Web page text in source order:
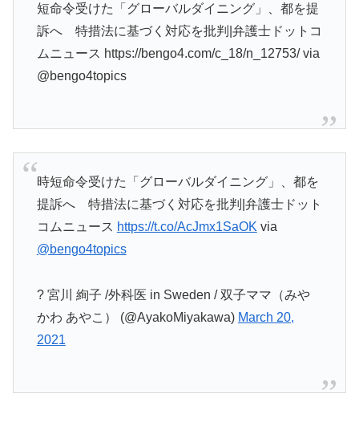
短命令受けた「グローバルダイニング」、都を提
訴へ 特措法に基づく対応を批判|弁護士ドットコ
ムニュース https://bengo4.com/c_18/n_12753/ via
@bengo4topics
時短命令受けた「グローバルダイニング」、都を
提訴へ 特措法に基づく対応を批判|弁護士ドット
コムニュース https://t.co/AcJmx1SaOK via
@bengo4topics
? 宮川 絢子 /外科医 in Sweden / 双子ママ（みや
かわ あやこ） (@AyakoMiyakawa) March 20,
2021